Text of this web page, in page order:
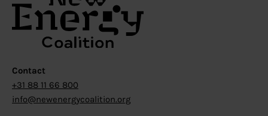
Contact
+31 88 11 66 800
info@newenergycoalition.org